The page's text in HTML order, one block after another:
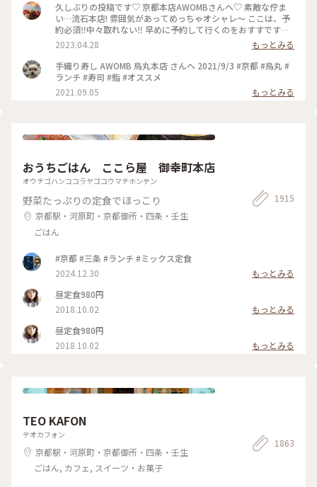
久しぶりの投稿です♡ 京都本店AWOMBさんへ♡ 素敵な佇ま
い…流石本店! 雰囲気があってめっちゃオシャレ〜 ここは、予
約必須‼︎中々取れない‼︎ 早めに予約して行くのをおすすです♡
GW人すごそうですね… #京都 #AWOMB #烏丸本店 #手織り寿
司
2023.04.28
もっとみる
手織り寿し AWOMB 烏丸本店 さんへ 2021/9/3 #京都 #烏丸 #
ランチ #寿司 #鮨 #オススメ
2021.09.05
もっとみる
おうちごはん ここら屋 御幸町本店
オウチゴハンココラヤゴコウマチホンテン
野菜たっぷりの定食でほっこり
京都駅・河原町・京都御所・四条・壬生
ごはん
1915
#京都 #三条 #ランチ #ミックス定食
2024.12.30
もっとみる
昼定食980円
2018.10.02
もっとみる
昼定食980円
2018.10.02
もっとみる
TEO KAFON
テオカフォン
京都駅・河原町・京都御所・四条・壬生
ごはん, カフェ, スイーツ・お菓子
1863